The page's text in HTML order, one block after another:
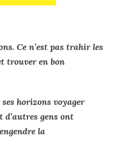
Ce n’est pas trahir les
trouver en bon
horizons voyager
d’autres gens ont
la